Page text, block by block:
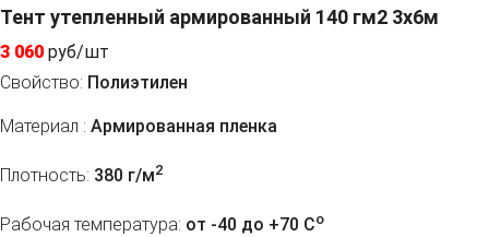
Тент утепленный армированный 140 гм2 3х6м
3 060 руб/шт
Свойство: Полиэтилен
Материал : Армированная пленка
Плотность: 380 г/м2
Рабочая температура: от -40 до +70 Co